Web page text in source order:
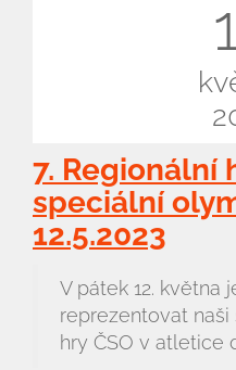
Úvod
Organizace
Úřední deska
Naše škola
7. Regionální
speciální
12.5.2023
V pátek 12. května
reprezentovat naši
hry ČSO v atletice